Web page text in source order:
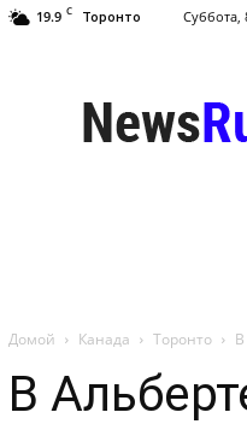
19.9 C Торонто Суббота,
Домой Канада Торонто
В